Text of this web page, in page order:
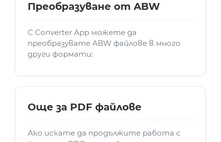
Преобразуване от ABW
С Converter App можете да
преобразувате ABW файлове в много
други формати:
Още за PDF файлове
Ако искате да продължите работа с